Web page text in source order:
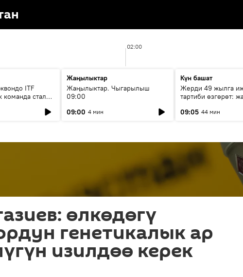
02:00
ITF
команда стала
Жаңылыктар
Жаңылыктар. Чыгарылыш
09:00
09:00 4 мин
Күн башат
Жерди 49 жылга
тартиби өзгөрөт:
09:05 44 мин
өлкөдөгү
генетикалык ар
изилдөө керек